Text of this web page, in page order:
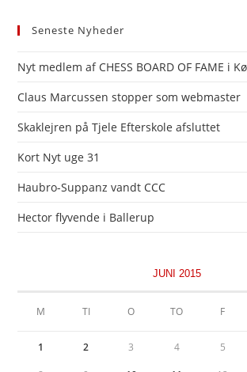
Seneste Nyheder
Nyt medlem af CHESS BOARD OF FAME i
Claus Marcussen stopper som webmaster
Skaklejren på Tjele Efterskole afsluttet
Kort Nyt uge 31
Haubro-Suppanz vandt CCC
Hector flyvende i Ballerup
JUNI 2015
M TI O TO F
1 2 3 4 5